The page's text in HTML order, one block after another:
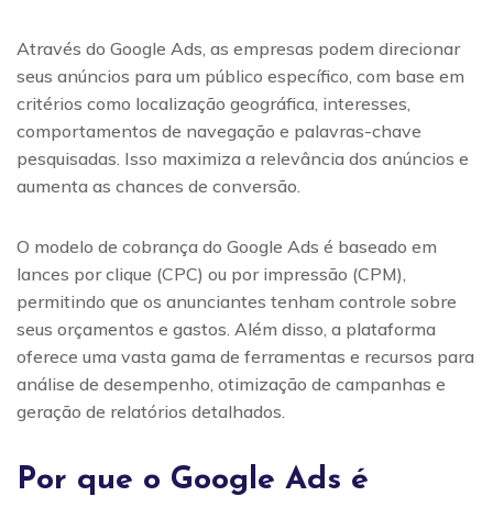
Através do Google Ads, as empresas podem direcionar
seus anúncios para um público específico, com base em
critérios como localização geográfica, interesses,
comportamentos de navegação e palavras-chave
pesquisadas. Isso maximiza a relevância dos anúncios e
aumenta as chances de conversão.
O modelo de cobrança do Google Ads é baseado em
lances por clique (CPC) ou por impressão (CPM),
permitindo que os anunciantes tenham controle sobre
seus orçamentos e gastos. Além disso, a plataforma
oferece uma vasta gama de ferramentas e recursos para
análise de desempenho, otimização de campanhas e
geração de relatórios detalhados.
Por que o Google Ads é